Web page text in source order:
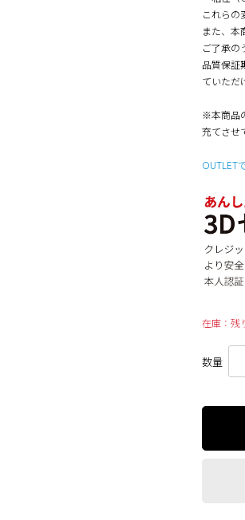
これらの
また、本
ご了承の
品質保証
ていただ
※本商品
充てさせ
OUTLET
在庫：残
数量